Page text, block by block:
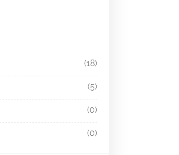
(18)
(5)
(0)
(0)